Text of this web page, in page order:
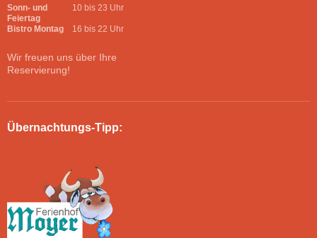
Sonn- und
Feiertag
10 bis 23 Uhr
Bistro Montag 16 bis 22 Uhr
Wir freuen uns über Ihre
Reservierung!
Übernachtungs-Tipp: